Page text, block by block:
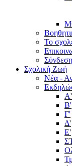
Το
Σύνδεση
Σχολική Ζωή
Νέα -
Α'
Β'
Γ'
Δ'
Ε'